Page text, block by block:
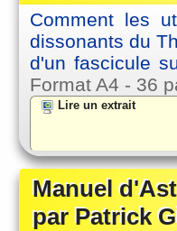
Comment les
dissonants du
d'un fascicule
Format A4 - 36
Lire un extrait
Manuel
par Patrick